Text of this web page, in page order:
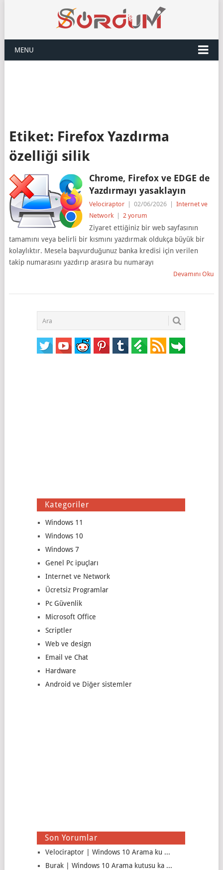
MENU
Etiket: Firefox Yazdırma
özelliği silik
Chrome, Firefox ve EDGE de
Yazdırmayı yasaklayın
Velociraptor 02/06/2026
Internet ve
Network
2 yorum
Ziyaret ettiğiniz bir web sayfasının
tamamını veya belirli bir kısmını yazdırmak oldukça büyük bir
kolaylıktır. Mesela başvurduğunuz banka kredisi için verilen
takip numarasını yazdırıp arasıra bu numarayı
Devamını Oku
Kategoriler
Windows 11
Windows 10
Windows 7
Genel Pc ipuçları
Internet ve Network
Ücretsiz Programlar
Pc Güvenlik
Microsoft Office
Scriptler
Web ve design
Email ve Chat
Hardware
Android ve Diğer sistemler
Son Yorumlar
Velociraptor | Windows 10 Arama ku ...
Burak | Windows 10 Arama kutusu ka ...